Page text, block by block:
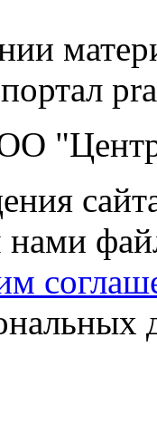
"Центр
нами